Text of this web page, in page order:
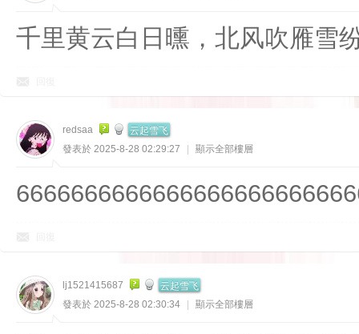
千里黄云白日曛，北风吹雁
redsaa 云起雪飞
發表於 2025-8-28 02:29:27 顯示全部樓層
lj1521415687 云起雪飞
發表於 2025-8-28 02:30:34 顯示全部樓層